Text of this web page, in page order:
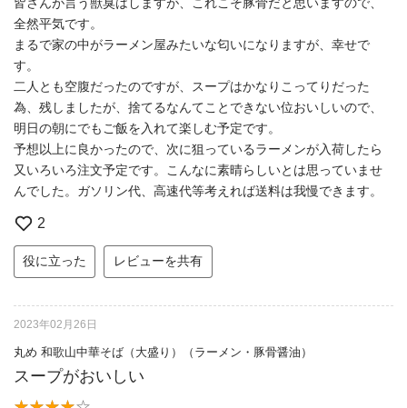
皆さんが言う獣臭はしますが、これこそ豚骨だと思いますので、
全然平気です。
まるで家の中がラーメン屋みたいな匂いになりますが、幸せで
す。
二人とも空腹だったのですが、スープはかなりこってりだった
為、残しましたが、捨てるなんてことできない位おいしいので、
明日の朝にでもご飯を入れて楽しむ予定です。
予想以上に良かったので、次に狙っているラーメンが入荷したら
又いろいろ注文予定です。こんなに素晴らしいとは思っていませ
んでした。ガソリン代、高速代等考えれば送料は我慢できます。
2
役に立った レビューを共有
2023年02月26日
丸め 和歌山中華そば（大盛り）（ラーメン・豚骨醤油）
スープがおいしい